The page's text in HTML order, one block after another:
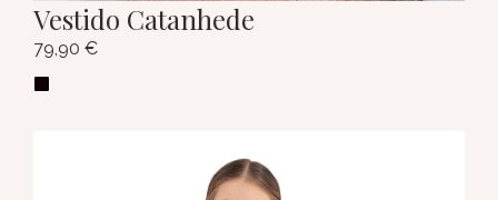
Vestido Catanhede
79,90 €